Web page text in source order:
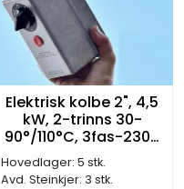
Elektrisk kolbe 2", 4,5
kW, 2-trinns 30-
90°/110°C, 3fas-230V
(L:390mm)
Hovedlager: 5 stk.
Avd. Steinkjer: 3 stk.